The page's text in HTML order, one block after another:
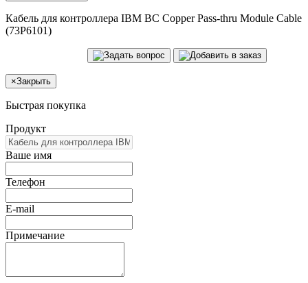
Кабель для контроллера IBM BC Copper Pass-thru Module Cable
(73P6101)
×Закрыть
Быстрая покупка
Продукт
Ваше имя
Телефон
E-mail
Примечание